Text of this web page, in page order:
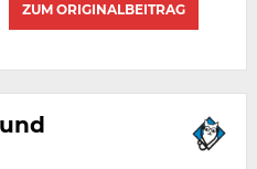
ZUM ORIGINALBEITRAG